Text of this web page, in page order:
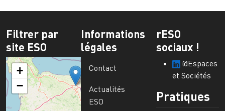
Filtrer par
site ESO
+
−
Informations
légales
Contact
Actualités
ESO
rESO
sociaux !
@Espaces
et Sociétés
Pratiques